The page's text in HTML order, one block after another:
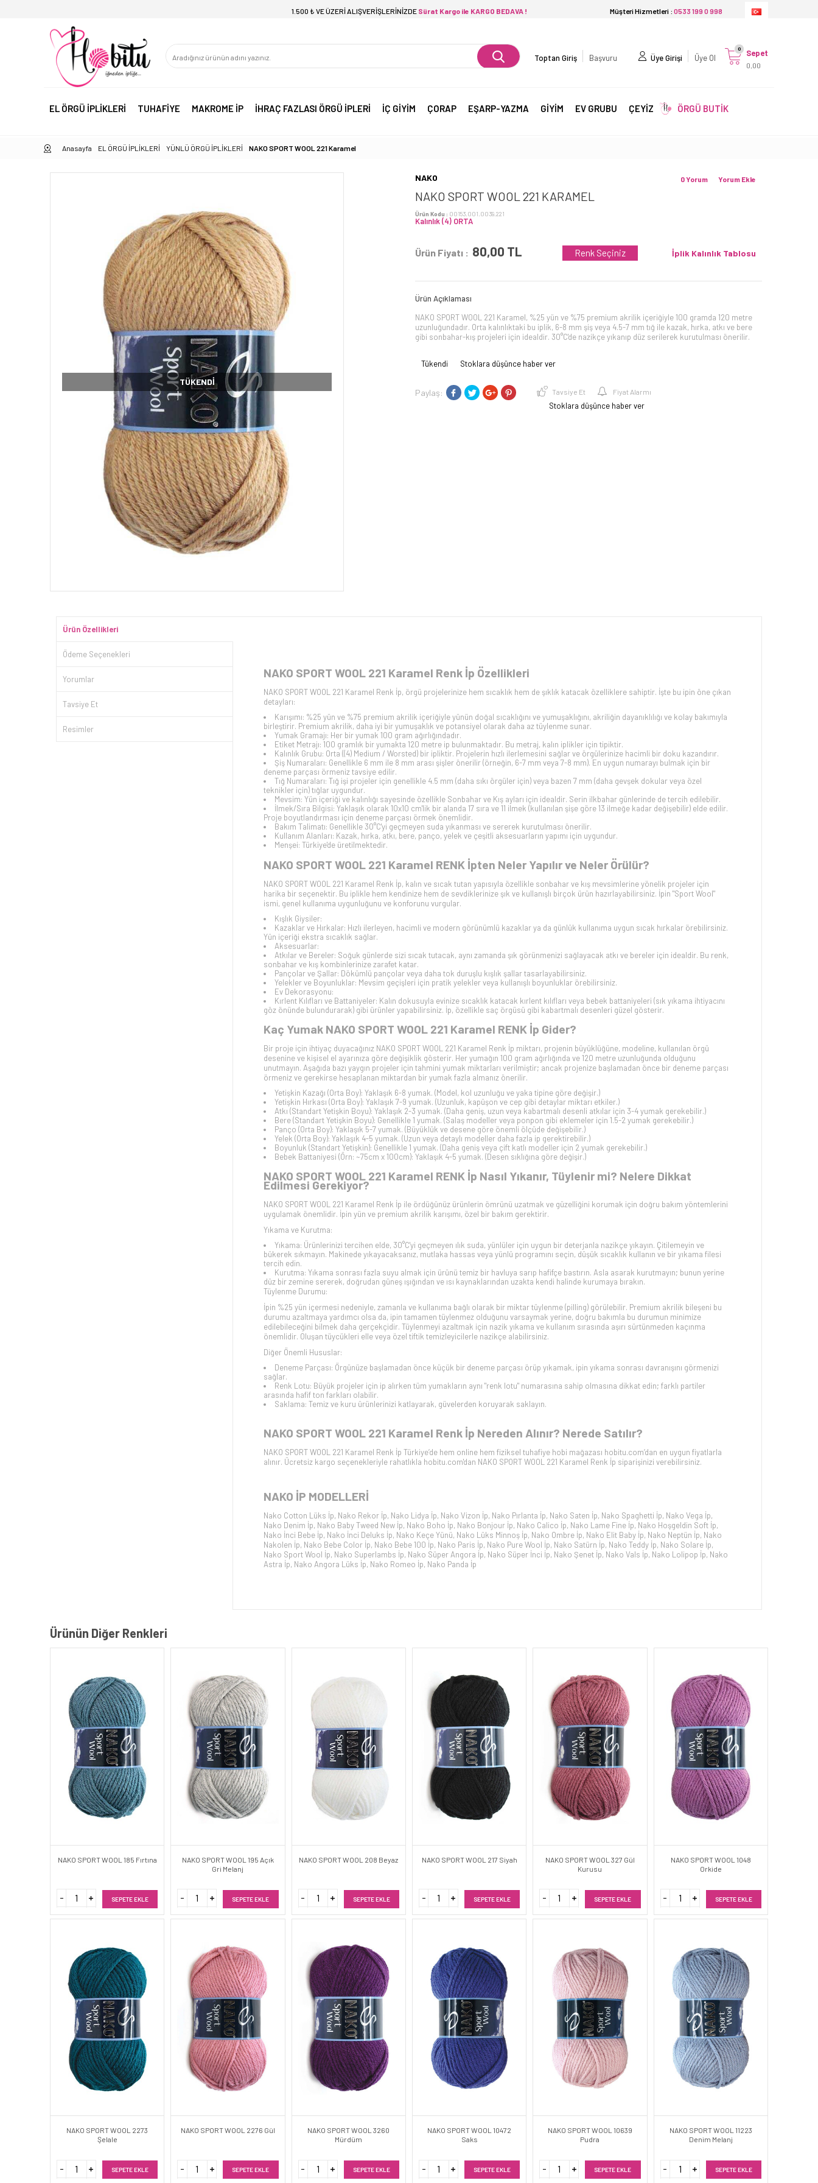
1.500 ₺ VE ÜZERİ ALIŞVERİŞLERİNİZDE Sürat Kargo ile KARGO BEDAVA ! Müşteri Hizmetleri : 0533 199 0 998
Başvuru
Toptan Giriş Üye Girişi Üye Ol Sepet
0,00
0
EL ÖRGÜ İPLİKLERİ TUHAFİYE MAKROME İP İHRAÇ FAZLASI ÖRGÜ İPLERİ İÇ GİYİM ÇORAP EŞARP-YAZMA GİYİM EV GRUBU ÇEYİZ ÖRGÜ BUTİK
Anasayfa EL ÖRGÜ İPLİKLERİ YÜNLÜ ÖRGÜ İPLİKLERİ NAKO SPORT WOOL 221 Karamel
TÜKENDI
NAKO
NAKO SPORT WOOL 221 KARAMEL
Ürün Kodu : 00153.001.0039.221
Kalınlık (4) ORTA
Yorum Ekle
0 Yorum
Ürün Fiyatı : 80,00 TL İplik Kalınlık Tablosu
Renk Seçiniz
Ürün Açıklaması
NAKO SPORT WOOL 221 Karamel, %25 yün ve %75 premium akrilik içeriğiyle 100 gramda 120 metre
uzunluğundadır. Orta kalınlıktaki bu iplik, 6-8 mm şiş veya 4.5-7 mm tığ ile kazak, hırka, atkı ve bere
gibi sonbahar-kış projeleri için idealdir. 30°C'de nazikçe yıkanıp düz serilerek kurutulması önerilir.
Tükendi Stoklara düşünce haber ver
Paylaş: Tavsiye Et Fiyat Alarmı
Stoklara düşünce haber ver
Ürün Özellikleri
Ödeme Seçenekleri
Yorumlar
Tavsiye Et
Resimler
NAKO SPORT WOOL 221 Karamel Renk İp Özellikleri
NAKO SPORT WOOL 221 Karamel Renk İp, örgü projelerinize hem sıcaklık hem de şıklık katacak özelliklere sahiptir. İşte bu ipin öne çıkan
detayları:
Karışımı: %25 yün ve %75 premium akrilik içeriğiyle yünün doğal sıcaklığını ve yumuşaklığını, akriliğin dayanıklılığı ve kolay bakımıyla
birleştirir. Premium akrilik, daha iyi bir yumuşaklık ve potansiyel olarak daha az tüylenme sunar.
Yumak Gramajı: Her bir yumak 100 gram ağırlığındadır.
Etiket Metrajı: 100 gramlık bir yumakta 120 metre ip bulunmaktadır. Bu metraj, kalın iplikler için tipiktir.
Kalınlık Grubu: Orta ((4) Medium / Worsted) bir ipliktir. Projelerin hızlı ilerlemesini sağlar ve örgülerinize hacimli bir doku kazandırır.
Şiş Numaraları: Genellikle 6 mm ile 8 mm arası şişler önerilir (örneğin, 6-7 mm veya 7-8 mm). En uygun numarayı bulmak için bir
deneme parçası örmeniz tavsiye edilir.
Tığ Numaraları: Tığ işi projeler için genellikle 4.5 mm (daha sıkı örgüler için) veya bazen 7 mm (daha gevşek dokular veya özel
teknikler için) tığlar uygundur.
Mevsim: Yün içeriği ve kalınlığı sayesinde özellikle Sonbahar ve Kış ayları için idealdir. Serin ilkbahar günlerinde de tercih edilebilir.
İlmek/Sıra Bilgisi: Yaklaşık olarak 10x10 cm'lik bir alanda 17 sıra ve 11 ilmek (kullanılan şişe göre 13 ilmeğe kadar değişebilir) elde edilir.
Proje boyutlandırması için deneme parçası örmek önemlidir.
Bakım Talimatı: Genellikle 30°C'yi geçmeyen suda yıkanması ve sererek kurutulması önerilir.
Kullanım Alanları: Kazak, hırka, atkı, bere, panço, yelek ve çeşitli aksesuarların yapımı için uygundur.
Menşei: Türkiye'de üretilmektedir.
NAKO SPORT WOOL 221 Karamel RENK İpten Neler Yapılır ve Neler Örülür?
NAKO SPORT WOOL 221 Karamel Renk İp, kalın ve sıcak tutan yapısıyla özellikle sonbahar ve kış mevsimlerine yönelik projeler için
harika bir seçenektir. Bu iplikle hem kendinize hem de sevdiklerinize şık ve kullanışlı birçok ürün hazırlayabilirsiniz. İpin "Sport Wool"
ismi, genel kullanıma uygunluğunu ve konforunu vurgular.
Kışlık Giysiler:
Kazaklar ve Hırkalar: Hızlı ilerleyen, hacimli ve modern görünümlü kazaklar ya da günlük kullanıma uygun sıcak hırkalar örebilirsiniz.
Yün içeriği ekstra sıcaklık sağlar.
Aksesuarlar:
Atkılar ve Bereler: Soğuk günlerde sizi sıcak tutacak, aynı zamanda şık görünmenizi sağlayacak atkı ve bereler için idealdir. Bu renk,
sonbahar ve kış kombinlerinize zarafet katar.
Pançolar ve Şallar: Dökümlü pançolar veya daha tok duruşlu kışlık şallar tasarlayabilirsiniz.
Yelekler ve Boyunluklar: Mevsim geçişleri için pratik yelekler veya kullanışlı boyunluklar örebilirsiniz.
Ev Dekorasyonu:
Kırlent Kılıfları ve Battaniyeler: Kalın dokusuyla evinize sıcaklık katacak kırlent kılıfları veya bebek battaniyeleri (sık yıkama ihtiyacını
göz önünde bulundurarak) gibi ürünler yapabilirsiniz. İp, özellikle saç örgüsü gibi kabartmalı desenleri güzel gösterir.
Kaç Yumak NAKO SPORT WOOL 221 Karamel RENK İp Gider?
Bir proje için ihtiyaç duyacağınız NAKO SPORT WOOL 221 Karamel Renk İp miktarı, projenin büyüklüğüne, modeline, kullanılan örgü
desenine ve kişisel el ayarınıza göre değişiklik gösterir. Her yumağın 100 gram ağırlığında ve 120 metre uzunluğunda olduğunu
unutmayın. Aşağıda bazı yaygın projeler için tahmini yumak miktarları verilmiştir; ancak projenize başlamadan önce bir deneme parçası
örmeniz ve gerekirse hesaplanan miktardan bir yumak fazla almanız önerilir.
Yetişkin Kazağı (Orta Boy): Yaklaşık 6-8 yumak. (Model, kol uzunluğu ve yaka tipine göre değişir.)
Yetişkin Hırkası (Orta Boy): Yaklaşık 7-9 yumak. (Uzunluk, kapüşon ve cep gibi detaylar miktarı etkiler.)
Atkı (Standart Yetişkin Boyu): Yaklaşık 2-3 yumak. (Daha geniş, uzun veya kabartmalı desenli atkılar için 3-4 yumak gerekebilir.)
Bere (Standart Yetişkin Boyu): Genellikle 1 yumak. (Salaş modeller veya ponpon gibi eklemeler için 1.5-2 yumak gerekebilir.)
Panço (Orta Boy): Yaklaşık 5-7 yumak. (Büyüklük ve desene göre önemli ölçüde değişebilir.)
Yelek (Orta Boy): Yaklaşık 4-5 yumak. (Uzun veya detaylı modeller daha fazla ip gerektirebilir.)
Boyunluk (Standart Yetişkin): Genellikle 1 yumak. (Daha geniş veya çift katlı modeller için 2 yumak gerekebilir.)
Bebek Battaniyesi (Örn: ~75cm x 100cm): Yaklaşık 4-5 yumak. (Desen sıklığına göre değişir.)
NAKO SPORT WOOL 221 Karamel RENK İp Nasıl Yıkanır, Tüylenir mi? Nelere Dikkat
Edilmesi Gerekiyor?
NAKO SPORT WOOL 221 Karamel Renk İp ile ördüğünüz ürünlerin ömrünü uzatmak ve güzelliğini korumak için doğru bakım yöntemlerini
uygulamak önemlidir. İpin yün ve premium akrilik karışımı, özel bir bakım gerektirir.
Yıkama ve Kurutma:
Yıkama: Ürünlerinizi tercihen elde, 30°C'yi geçmeyen ılık suda, yünlüler için uygun bir deterjanla nazikçe yıkayın. Çitilemeyin ve
bükerek sıkmayın. Makinede yıkayacaksanız, mutlaka hassas veya yünlü programını seçin, düşük sıcaklık kullanın ve bir yıkama filesi
tercih edin.
Kurutma: Yıkama sonrası fazla suyu almak için ürünü temiz bir havluya sarıp hafifçe bastırın. Asla asarak kurutmayın; bunun yerine
düz bir zemine sererek, doğrudan güneş ışığından ve ısı kaynaklarından uzakta kendi halinde kurumaya bırakın.
Tüylenme Durumu:
İpin %25 yün içermesi nedeniyle, zamanla ve kullanıma bağlı olarak bir miktar tüylenme (pilling) görülebilir. Premium akrilik bileşeni bu
durumu azaltmaya yardımcı olsa da, ipin tamamen tüylenmez olduğunu varsaymak yerine, doğru bakımla bu durumun minimize
edilebileceğini bilmek daha gerçekçidir. Tüylenmeyi azaltmak için nazik yıkama ve kullanım sırasında aşırı sürtünmeden kaçınma
önemlidir. Oluşan tüycükleri elle veya özel tiftik temizleyicilerle nazikçe alabilirsiniz.
Diğer Önemli Hususlar:
Deneme Parçası: Örgünüze başlamadan önce küçük bir deneme parçası örüp yıkamak, ipin yıkama sonrası davranışını görmenizi
sağlar.
Renk Lotu: Büyük projeler için ip alırken tüm yumakların aynı "renk lotu" numarasına sahip olmasına dikkat edin; farklı partiler
arasında hafif ton farkları olabilir.
Saklama: Temiz ve kuru ürünlerinizi katlayarak, güvelerden koruyarak saklayın.
NAKO SPORT WOOL 221 Karamel Renk İp Nereden Alınır? Nerede Satılır?
NAKO SPORT WOOL 221 Karamel Renk İp Türkiye’de hem online hem fiziksel tuhafiye hobi mağazası hobitu.com’dan en uygun fiyatlarla
alınır. Ücretsiz kargo seçenekleriyle rahatlıkla hobitu.com'dan NAKO SPORT WOOL 221 Karamel Renk İp siparişinizi verebilirsiniz.
NAKO İP MODELLERİ
Nako Cotton Lüks İp, Nako Rekor İp, Nako Lidya İp, Nako Vizon İp, Nako Pırlanta İp, Nako Saten İp, Nako Spaghetti İp, Nako Vega İp,
Nako Denim İp, Nako Baby Tweed New İp, Nako Boho İp, Nako Bonjour İp, Nako Calico İp, Nako Lame Fine İp, Nako Hoşgeldin Soft İp,
Nako İnci Bebe İp, Nako İnci Deluks İp, Nako Keçe Yünü, Nako Lüks Minnoş İp, Nako Ombre İp, Nako Elit Baby İp, Nako Neptün İp, Nako
Nakolen İp, Nako Bebe Color İp, Nako Bebe 100 İp, Nako Paris İp, Nako Pure Wool İp, Nako Satürn İp, Nako Teddy İp, Nako Solare İp,
Nako Sport Wool İp, Nako Superlambs İp, Nako Süper Angora İp, Nako Süper İnci İp, Nako Şenet İp, Nako Vals İp, Nako Lolipop İp, Nako
Astra İp, Nako Angora Lüks İp, Nako Romeo İp, Nako Panda İp
Ürünün Diğer Renkleri
NAKO SPORT WOOL 185 Fırtına
SEPETE EKLE
NAKO SPORT WOOL 195 Açık
Gri Melanj
SEPETE EKLE
NAKO SPORT WOOL 208 Beyaz
SEPETE EKLE
NAKO SPORT WOOL 217 Siyah
SEPETE EKLE
NAKO SPORT WOOL 327 Gül
Kurusu
SEPETE EKLE
NAKO SPORT WOOL 1048
Orkide
SEPETE EKLE
NAKO SPORT WOOL 2273
Şelale
SEPETE EKLE
NAKO SPORT WOOL 2276 Gül
SEPETE EKLE
NAKO SPORT WOOL 3260
Mürdüm
SEPETE EKLE
NAKO SPORT WOOL 10472
Saks
SEPETE EKLE
NAKO SPORT WOOL 10639
Pudra
SEPETE EKLE
NAKO SPORT WOOL 11223
Denim Melanj
SEPETE EKLE